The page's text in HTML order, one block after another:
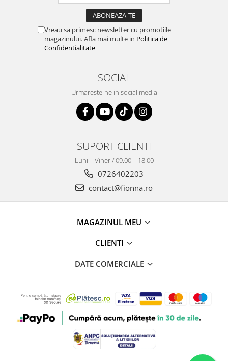
Vreau sa primesc newsletter cu promotiile
magazinului. Afla mai multe in Politica de
Confidentialitate
SOCIAL
Urmareste-ne in social media
SUPORT CLIENTI
Luni – Vineri/ 09.00 – 18.00
0726402203
contact@fionna.ro
MAGAZINUL MEU
CLIENTI
DATE COMERCIALE